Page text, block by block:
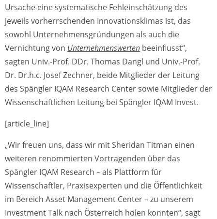
Ursache eine systematische Fehleinschätzung des
jeweils vorherrschenden Innovationsklimas ist, das
sowohl Unternehmensgründungen als auch die
Vernichtung von Unternehmenswerten beeinflusst“,
sagten Univ.-Prof. DDr. Thomas Dangl und Univ.-Prof.
Dr. Dr.h.c. Josef Zechner, beide Mitglieder der Leitung
des Spängler IQAM Research Center sowie Mitglieder der
Wissenschaftlichen Leitung bei Spängler IQAM Invest.
[article_line]
„Wir freuen uns, dass wir mit Sheridan Titman einen
weiteren renommierten Vortragenden über das
Spängler IQAM Research – als Plattform für
Wissenschaftler, Praxisexperten und die Öffentlichkeit
im Bereich Asset Management Center – zu unserem
Investment Talk nach Österreich holen konnten“, sagt